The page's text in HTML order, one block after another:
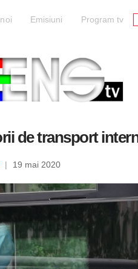
Emisiuni Program tv
de transport
| 19 mai 2020